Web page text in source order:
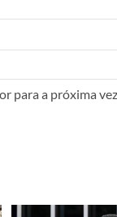
para a próxima